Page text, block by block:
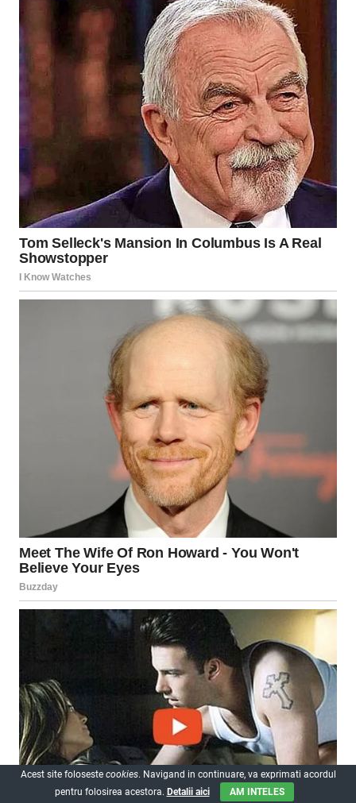
Acest site foloseste cookies. Navigand in continuare, va exprimati acordul
pentru folosirea acestora. Detalii aici AM INTELES